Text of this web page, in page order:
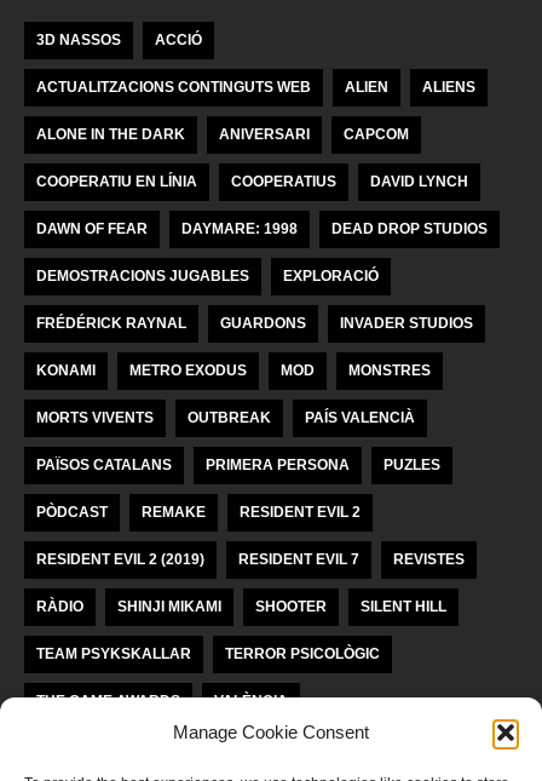
Manage Cookie Consent
3D NASSOS ACCIÓ
ACTUALITZACIONS CONTINGUTS WEB ALIEN ALIENS
ALONE IN THE DARK ANIVERSARI CAPCOM
COOPERATIU EN LÍNIA COOPERATIUS DAVID LYNCH
DAWN OF FEAR DAYMARE: 1998 DEAD DROP STUDIOS
DEMOSTRACIONS JUGABLES EXPLORACIÓ
FRÉDÉRICK RAYNAL GUARDONS INVADER STUDIOS
KONAMI METRO EXODUS MOD MONSTRES
MORTS VIVENTS OUTBREAK PAÍS VALENCIÀ
PAÏSOS CATALANS PRIMERA PERSONA PUZLES
PÒDCAST REMAKE RESIDENT EVIL 2
RESIDENT EVIL 2 (2019) RESIDENT EVIL 7 REVISTES
RÀDIO SHINJI MIKAMI SHOOTER SILENT HILL
TEAM PSYKSKALLAR TERROR PSICOLÒGIC
THE GAME AWARDS VALÈNCIA